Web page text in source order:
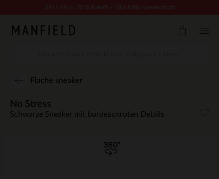
Flache sneaker
No Stress
Schwarze Sneaker mit bordeauxroten Details